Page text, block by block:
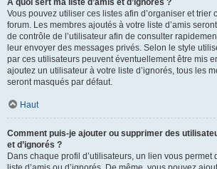
À quoi sert ma liste d’amis et d’ignorés ?
Vous pouvez utiliser ces listes afin d’organiser et trier
forum. Les membres ajoutés à votre liste d’amis
de contrôle de l’utilisateur afin de consulter
leur envoyer des messages privés. Selon le style
par ces utilisateurs peuvent éventuellement être mis
ajoutez un utilisateur à votre liste d’ignorés, tous les
seront masqués par défaut.
Haut
Comment puis-je ajouter ou supprimer des
et d’ignorés ?
Dans chaque profil d’utilisateurs, un lien vous permet